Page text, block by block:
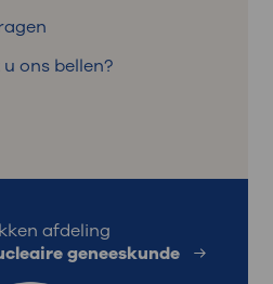
ons bellen?
afdeling
geneeskunde